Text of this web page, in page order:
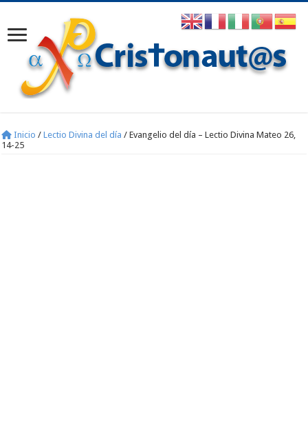
Inicio / Lectio Divina del día / Evangelio del día – Lectio Divina Mateo 26,
14-25